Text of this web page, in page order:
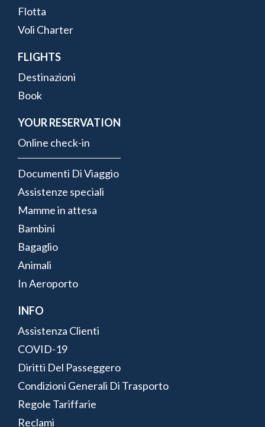
Flotta
Voli Charter
FLIGHTS
Destinazioni
Book
YOUR RESERVATION
Online check-in
Documenti Di Viaggio
Assistenze speciali
Mamme in attesa
Bambini
Bagaglio
Animali
In Aeroporto
INFO
Assistenza Clienti
COVID-19
Diritti Del Passeggero
Condizioni Generali Di Trasporto
Regole Tariffarie
Reclami